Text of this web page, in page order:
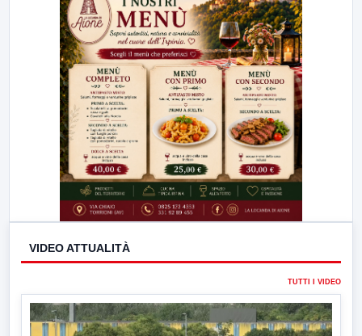
VIDEO ATTUALITÀ
TUTTI I VIDEO